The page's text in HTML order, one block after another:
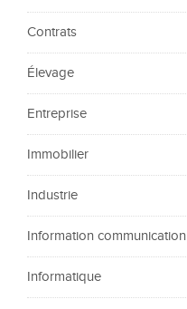
Contrats
Élevage
Entreprise
Immobilier
Industrie
Information communication
Informatique